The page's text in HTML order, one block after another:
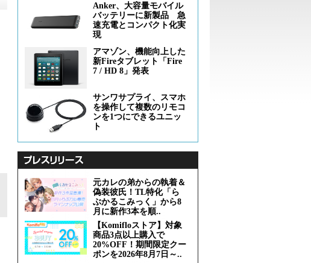
Anker、大容量モバイル
バッテリーに新製品 急
速充電とコンパクト化実
現
アマゾン、機能向上した
新Fireタブレット「Fire
7 / HD 8」発表
サンワサプライ、スマホ
を操作して複数のリモコ
ンを1つにできるユニッ
ト
元カレの弟からの執着＆
偽装彼氏！TL特化「ら
ぶかるこみっく」から8
月に新作3本を順..
【Komifloストア】対象
商品3点以上購入で
20%OFF！期間限定クー
ポンを2026年8月7日～..